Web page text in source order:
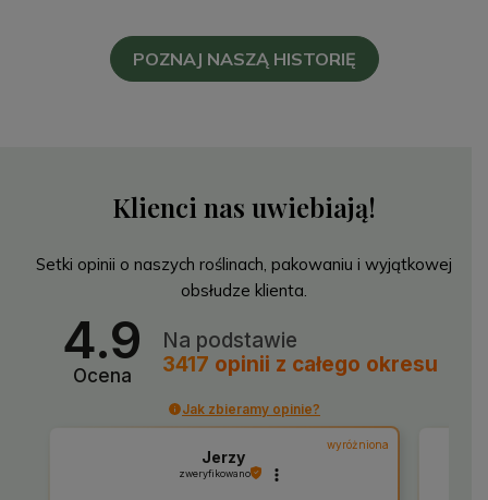
POZNAJ NASZĄ HISTORIĘ
Klienci nas uwiebiają!
Setki opinii o naszych roślinach, pakowaniu i wyjątkowej
obsłudze klienta.
4.9
Ocena
Na podstawie
3417 opinii z całego okresu
Jak zbieramy opinie?
wyróżniona
Jerzy
zweryfikowano